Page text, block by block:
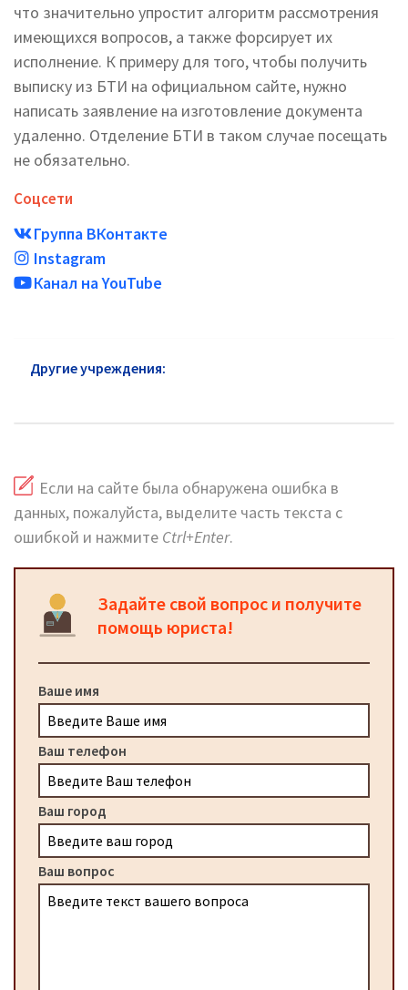
что значительно упростит алгоритм рассмотрения
имеющихся вопросов, а также форсирует их
исполнение. К примеру для того, чтобы получить
выписку из БТИ на официальном сайте, нужно
написать заявление на изготовление документа
удаленно. Отделение БТИ в таком случае посещать
не обязательно.
Соцсети
Группа ВКонтакте
Instagram
Канал на YouTube
Другие учреждения:
Если на сайте была обнаружена ошибка в
данных, пожалуйста, выделите часть текста с
ошибкой и нажмите Ctrl+Enter.
Задайте свой вопрос и получите
помощь юриста!
Ваше имя
Ваш телефон
Ваш город
Ваш вопрос